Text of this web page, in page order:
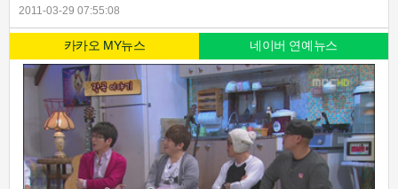
2011-03-29 07:55:08
카카오 MY뉴스 네이버 연예뉴스